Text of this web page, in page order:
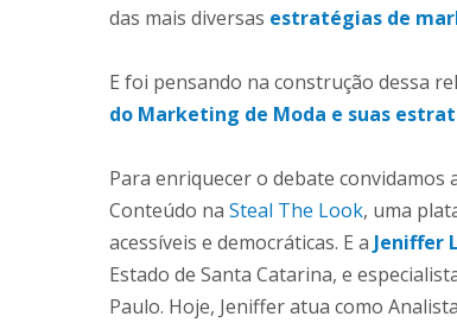
das mais diversas estratégias de
E foi pensando na construção dessa
do Marketing de Moda e suas
Para enriquecer o debate convidamos
Conteúdo na Steal The Look, uma
acessíveis e democráticas. E a Jeniffer
Estado de Santa Catarina, e
Paulo. Hoje, Jeniffer atua como